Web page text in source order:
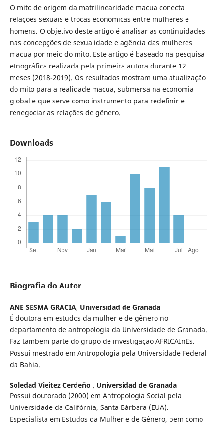
O mito de origem da matrilinearidade macua conecta
relações sexuais e trocas econômicas entre mulheres e
homens. O objetivo deste artigo é analisar as continuidades
nas concepções de sexualidade e agência das mulheres
macua por meio do mito. Este artigo é baseado na pesquisa
etnográfica realizada pela primeira autora durante 12
meses (2018-2019). Os resultados mostram uma atualização
do mito para a realidade macua, submersa na economia
global e que serve como instrumento para redefinir e
renegociar as relações de gênero.
Downloads
Biografia do Autor
ANE SESMA GRACIA, Universidad de Granada
É doutora em estudos da mulher e de gênero no
departamento de antropologia da Universidade de Granada.
Faz também parte do grupo de investigação AFRICAInEs.
Possui mestrado em Antropologia pela Universidade Federal
da Bahia.
Soledad Vieitez Cerdeño , Universidad de Granada
Possui doutorado (2000) em Antropologia Social pela
Universidade da Califórnia, Santa Bárbara (EUA).
Especialista em Estudos da Mulher e de Género, bem como